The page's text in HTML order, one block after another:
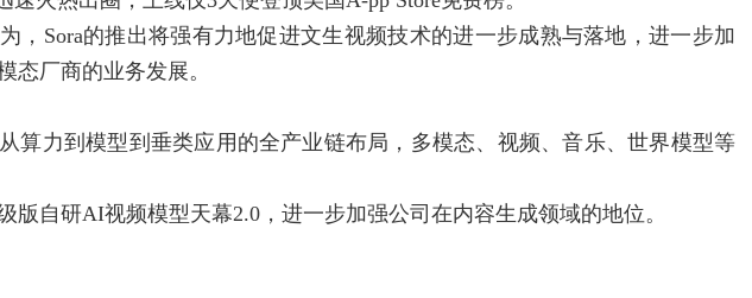
Sora的推出将强有力地促进文生视频技术的进一步成熟与落地，进一步加
态厂商的业务发展。
到模型到垂类应用的全产业链布局，多模态、视频、音乐、世界模型等
研AI视频模型天幕2.0，进一步加强公司在内容生成领域的地位。